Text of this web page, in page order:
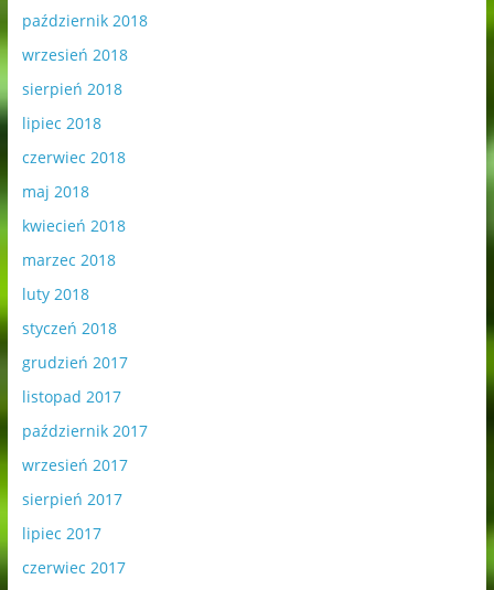
październik 2018
wrzesień 2018
sierpień 2018
lipiec 2018
czerwiec 2018
maj 2018
kwiecień 2018
marzec 2018
luty 2018
styczeń 2018
grudzień 2017
listopad 2017
październik 2017
wrzesień 2017
sierpień 2017
lipiec 2017
czerwiec 2017